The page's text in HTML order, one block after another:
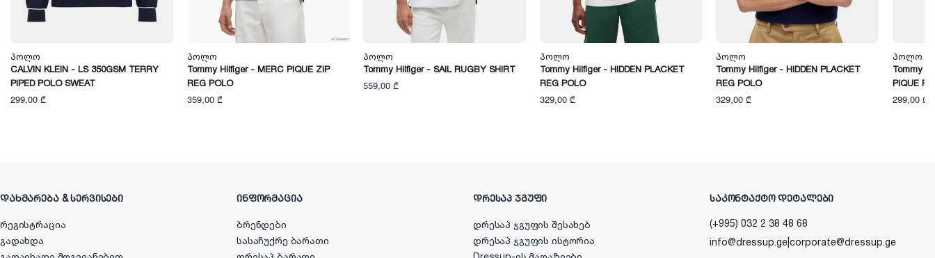
Პოლო
CALVIN KLEIN - LS 350GSM TERRY
PIPED POLO SWEAT
299,00 ₾
Პოლო
Tommy Hilfiger - MERC PIQUE ZIP
REG POLO
359,00 ₾
Პოლო
Tommy Hilfiger - SAIL RUGBY SHIRT
559,00 ₾
Პოლო
Tommy Hilfiger - HIDDEN PLACKET
REG POLO
329,00 ₾
Პოლო
Tommy Hilfiger - HIDDEN PLACKET
REG POLO
329,00 ₾
Პოლო
Tommy
PIQUE
299,00 ₾
ᲓᲐᲮᲛᲐᲠᲔᲑᲐ & ᲡᲔᲠᲕᲘᲡᲔᲑᲘ
რეგისტრაცია
გადახდა
ᲘᲜᲤᲝᲠᲛᲐᲪᲘᲐ
ბრენდები
სასაჩუქრე ბარათი
ᲓᲠᲔᲡᲐᲞ ᲯᲒᲣᲤᲘ
დრესაპ ჯგუფის შესახებ
დრესაპ ჯგუფის ისტორია
ᲡᲐᲙᲝᲜᲢᲐᲥᲢᲝ ᲓᲔᲢᲐᲚᲔᲑᲘ
(+995) 032 2 38 48 68
info@dressup.gecorporate@dressup.ge